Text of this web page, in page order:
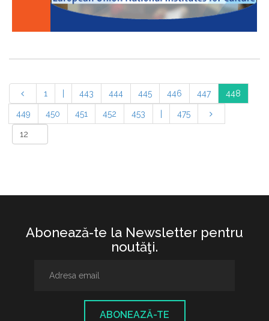
1 443 444 445 446 447 448
449 450 451 452 453 475
Abonează-te la Newsletter pentru
noutăţi.
ABONEAZĂ-TE